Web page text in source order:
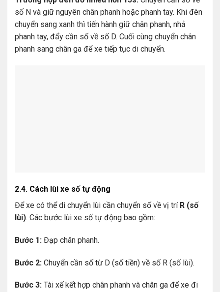
số N và giữ nguyên chân phanh hoặc phanh tay. Khi đèn
chuyển sang xanh thì tiến hành giữ chân phanh, nhả
phanh tay, đẩy cần số về số D. Cuối cùng chuyển chân
phanh sang chân ga để xe tiếp tục di chuyển.
2.4. Cách lùi xe số tự động
Để xe có thể di chuyển lùi cần chuyển số về vị trí R (số
lùi). Các bước lùi xe số tự động bao gồm:
Bước 1: Đạp chân phanh.
Bước 2: Chuyển cần số từ D (số tiền) về số R (số lùi).
Bước 3: Tài xế kết hợp chân phanh và chân ga để xe đi